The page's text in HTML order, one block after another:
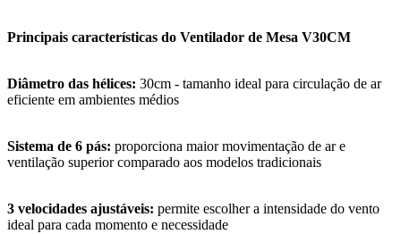
Principais características do Ventilador de Mesa V30CM
Diâmetro das hélices: 30cm - tamanho ideal para circulação de ar
eficiente em ambientes médios
Sistema de 6 pás: proporciona maior movimentação de ar e
ventilação superior comparado aos modelos tradicionais
3 velocidades ajustáveis: permite escolher a intensidade do vento
ideal para cada momento e necessidade